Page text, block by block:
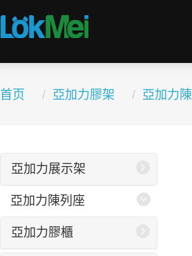
首页 亞加力膠架 亞加力
亞加力展示架
亞加力陳列座
亞加力膠櫃